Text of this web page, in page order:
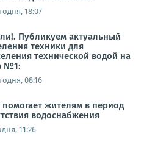
18:07
Публикуем актуальный
техники для
технической водой на
№1:
08:16
жителям в период
водоснабжения
11:26